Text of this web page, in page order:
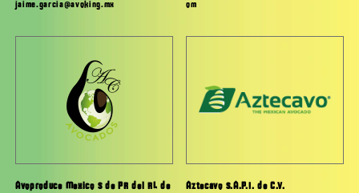
jaime.garcia@avoking.mx
om
Avoproduce Mexico S de PR del RL de
Aztecavo S.A.P.I. de C.V.